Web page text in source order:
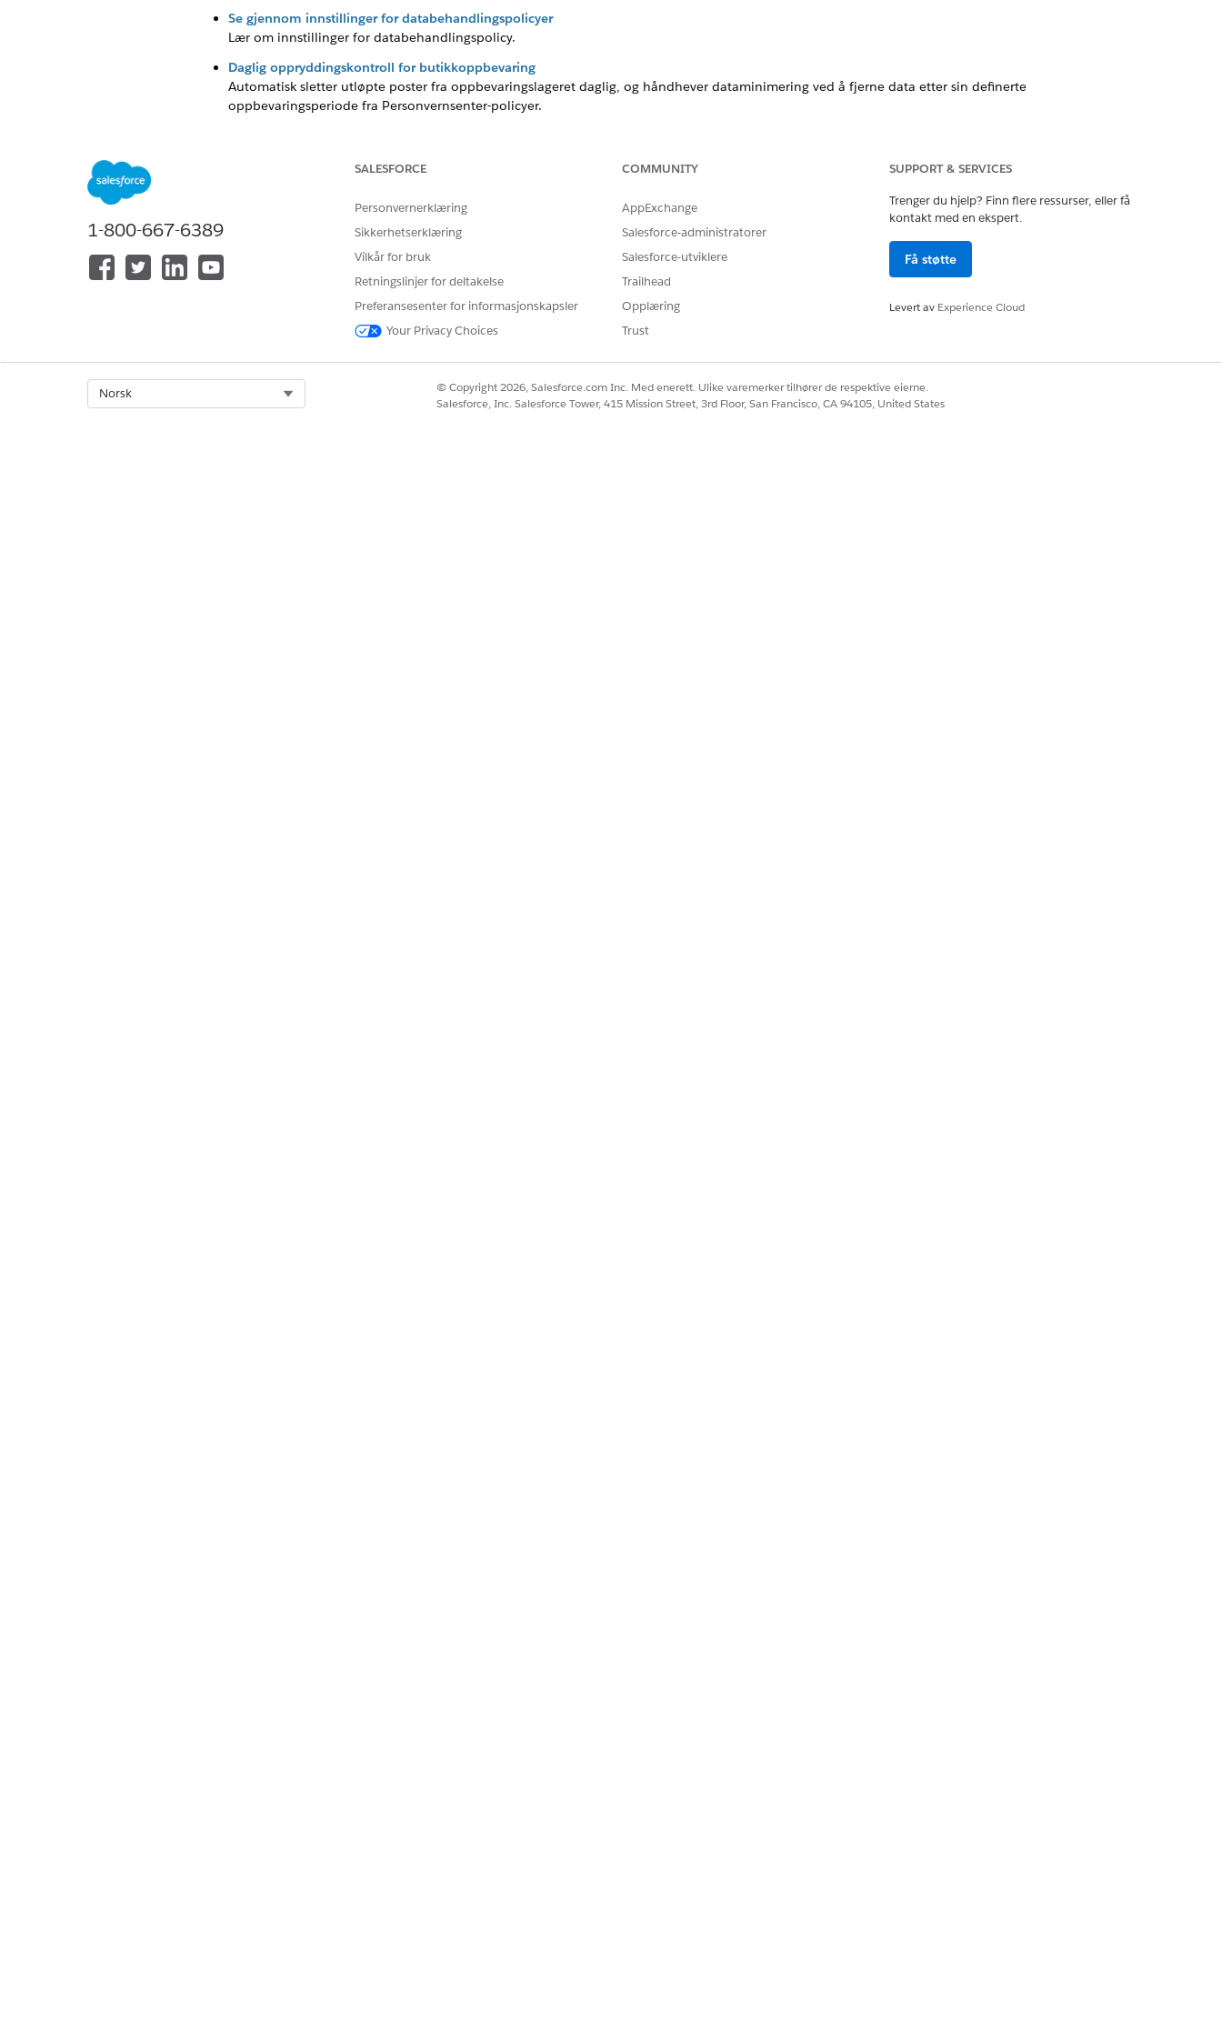
Se gjennom innstillinger for databehandlingspolicyer
Lær om innstillinger for databehandlingspolicy.
Daglig oppryddingskontroll for butikkoppbevaring
Automatisk sletter utløpte poster fra oppbevaringslageret daglig, og håndhever dataminimering ved å fjerne data etter sin definerte
oppbevaringsperiode fra Personvernsenter-policyer.
nedstrøms systemer kan abonnere på for rettidig håndheving av personvernvalg.
HJALP DENNE ARTIKKELEN MED Å LØSE PROBLEMET DITT?
La oss få vite det slik at vi kan forbedre!
1-800-667-6389
SALESFORCE
Personvernerklæring
Sikkerhetserklæring
Vilkår for bruk
Retningslinjer for deltakelse
Preferansesenter for informasjonskapsler
Your Privacy Choices
COMMUNITY
AppExchange
Salesforce-administratorer
Salesforce-utviklere
Trailhead
Opplæring
Trust
SUPPORT & SERVICES
Trenger du hjelp? Finn flere ressurser, eller få
kontakt med en ekspert.
Få støtte
Levert av Experience Cloud
Norsk
© Copyright 2026, Salesforce.com Inc. Med enerett. Ulike varemerker tilhører de respektive eierne.
Salesforce, Inc. Salesforce Tower, 415 Mission Street, 3rd Floor, San Francisco, CA 94105, United States